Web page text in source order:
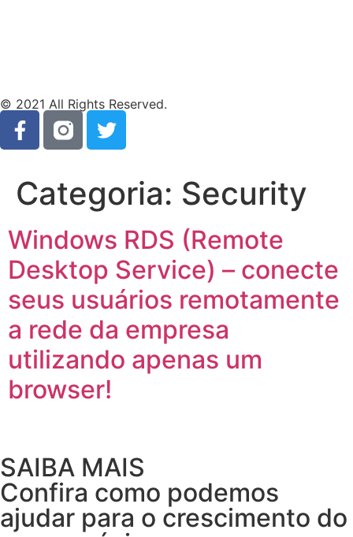
© 2021 All Rights Reserved.
Categoria: Security
Windows RDS (Remote
Desktop Service) – conecte
seus usuários remotamente
a rede da empresa
utilizando apenas um
browser!
SAIBA MAIS
Confira como podemos
ajudar para o crescimento do